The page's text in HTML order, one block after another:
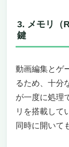
3ヶ
まと
【第9
PC：
（MSI
3. メモリ（
鍵
動画編集とゲ
るため、十分
が一度に処理
リを搭載して
同時に開いて